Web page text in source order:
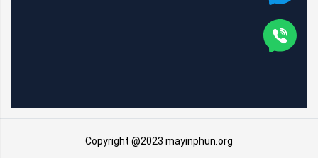
Copyright @2023 mayinphun.org